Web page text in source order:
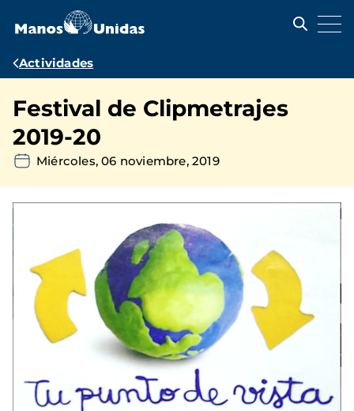
contenido
Ruta
navegación
Actividades
Festival de Clipmetrajes
2019-20
Miércoles, 06 noviembre, 2019